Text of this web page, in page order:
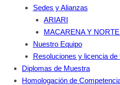
Sedes y Alianzas
ARIARI
MACARENA Y
Nuestro Equipo
Resoluciones y licencia de
Diplomas de Muestra
Homologación de